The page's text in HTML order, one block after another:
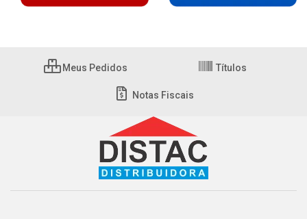
Meus Pedidos Títulos
Notas Fiscais